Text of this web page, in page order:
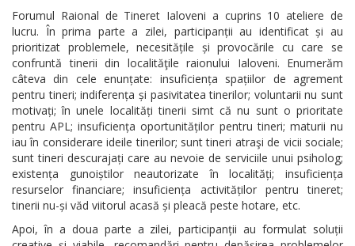
Forumul Raional de Tineret Ialoveni a cuprins 10 ateliere de
lucru. În prima parte a zilei, participanții au identificat și au
prioritizat problemele, necesitățile și provocările cu care se
confruntă tinerii din localităţile raionului Ialoveni. Enumerăm
câteva din cele enunțate: insuficiența spațiilor de agrement
pentru tineri; indiferența și pasivitatea tinerilor; voluntarii nu sunt
motivați; în unele localități tinerii simt că nu sunt o prioritate
pentru APL; insuficiența oportunităților pentru tineri; maturii nu
iau în considerare ideile tinerilor; sunt tineri atraşi de vicii sociale;
sunt tineri descurajați care au nevoie de serviciile unui psiholog;
existența gunoiștilor neautorizate în localități; insuficiența
resurselor financiare; insuficiența activităților pentru tineret;
tinerii nu-și văd viitorul acasă și pleacă peste hotare, etc.
Apoi, în a doua parte a zilei, participanții au formulat soluții